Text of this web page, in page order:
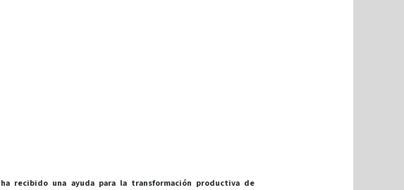
ha recibido una ayuda para la transformación productiva de